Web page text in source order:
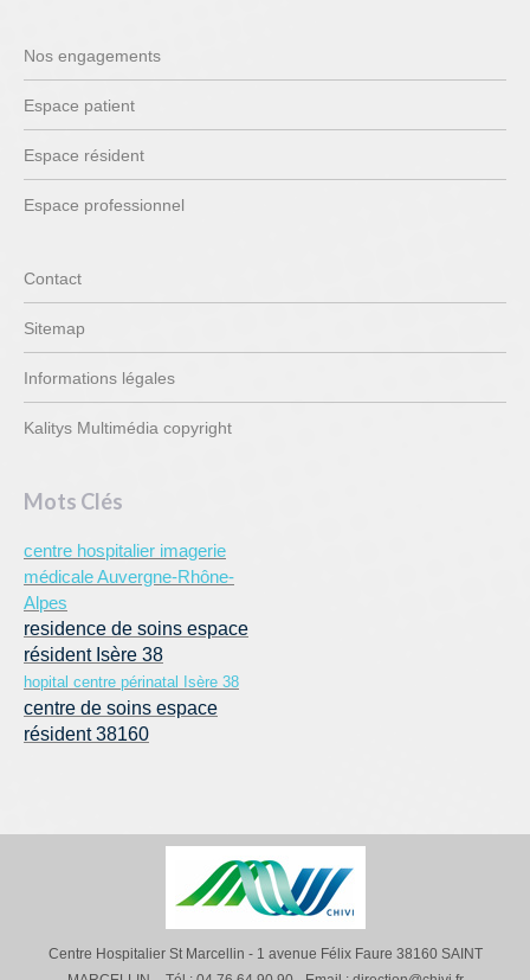
Nos engagements
Espace patient
Espace résident
Espace professionnel
Contact
Sitemap
Informations légales
Kalitys Multimédia copyright
Mots Clés
centre hospitalier imagerie
médicale Auvergne-Rhône-
Alpes
residence de soins espace
résident Isère 38
hopital centre périnatal Isère 38
centre de soins espace
résident 38160
Centre Hospitalier St Marcellin - 1 avenue Félix Faure 38160 SAINT